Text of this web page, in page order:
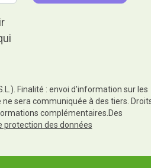
Finalité : envoi d'information sur les
sera communiquée à des tiers.
complémentaires.Des
protection des données